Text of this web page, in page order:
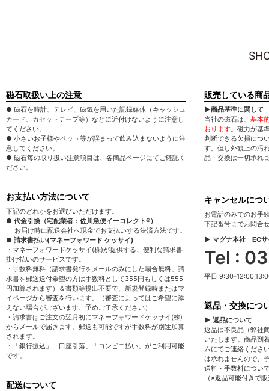
磁石取扱い上の注意
● 磁石を時計、テレビ、磁気を用いた記録媒体（キャッシュ
カード、カセットテープ等）などに近付けないように注意し
てください。
● 小さいお子様やペット等が誤まって飲み込まないように注
意してください。
● 磁石毎の取り扱い注意項目は、各商品ページにてご確認く
ださい。
お支払い方法について
下記のどれかをお選びいただけます。
● 代金引換（宅配業者：佐川急便イーコレクト®）
お届け時に配送会社へ現金でお支払いする決済方法です｡
● 請求書払い(マネーフォワード ケッサイ)
・マネーフォワードケッサイ(株)が提供する、便利な請求書
掛け払いのサービスです。
・手数料無料（請求書発行をメールのみにした場合無料。請
求書を郵送送付希望の方は手数料として355円もしくは555
円加算されます）＆書類等提出不要で、新規登録時またはマ
イページから審査を行います。（審査によってはご希望に添
えない場合がございます、予めご了承ください）
・請求書はご注文の翌月初にマネーフォワードケッサイ(株)
からメールで届きます。郵送も可能ですが手数料が別途加算
されます。
・「銀行振込」「口座引落」「コンビニ払い」がご利用可能
です。
配送について
販売している商
▶商品基準に関して
当社の磁石は、 基本
おります。磁力が基
判断できる欠損につ
す。但し外観上の汚
品・交換は一切承れ
キャンセルにつ
お電話のみでのお手
下記番号までお問合
▶ マグナ本社 ECサ
Tel :
平日 9:30-
返品・交換につ
▶ 返品について
返品は不良品（弊社
いたします。商品到
ムにてご連絡くださ
は承れませんので、
送料・手数料につい
（※返品可能付きで